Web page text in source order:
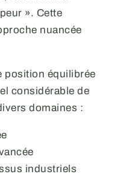
». Cette
nuancée
position équilibrée
considérable de
domaines :
industriels